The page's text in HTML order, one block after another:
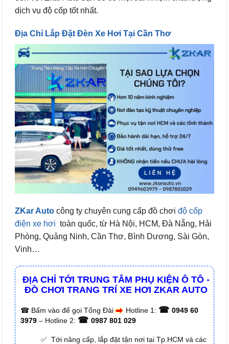
dịch vụ độ cốp tốt nhất.
Địa Chỉ Lắp Đặt Đèn Xe Hơi Tại Cần Thơ
ZKar Auto công ty chuyên cung cấp đồ chơi độ cốp
điện xe hơi toàn quốc, từ Hà Nội, HCM, Đà Nẵng, Hải
Phòng, Quảng Ninh, Cần Thơ, Bình Dương, Sài Gòn,
Vinh…
ĐỊA CHỈ TỚI TRUNG TÂM PHỤ KIỆN Ô TÔ -
ĐỒ CHƠI TRANG TRÍ XE HƠI ZKAR AUTO
☎ Bấm vào để gọi Tổng Đài Hotline 1: ☎ 0949 60
3979 – Hotline 2: ☎ 0987 801 029
✅ Tới nâng cấp, lắp đặt tận nơi tại Tp.HCM và các